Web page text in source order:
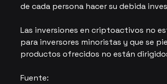
de cada persona hacer su debida
Las inversiones en criptoactivos no
para inversores minoristas y que se
productos ofrecidos no están
Fuente: